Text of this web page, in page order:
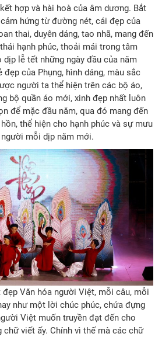
hợp và hài hoà của âm dương. Bắt
hứng từ đường nét, cái đẹp của
thai, duyên dáng, tao nhã, mang đến
hạnh phúc, thoải mái trong tâm
dịp lễ tết những ngày đầu của năm
của Phụng, hình dáng, màu sắc
người ta thể hiện trên các bộ áo,
bộ quần áo mới, xinh đẹp nhất luôn
để mặc đầu năm, qua đó mang đến
thể hiện cho hạnh phúc và sự mưu
mỗi dịp năm mới.
Văn hóa người Việt, mỗi câu, mỗi
như một lời chúc phúc, chứa đựng
Việt muốn truyền đạt đến cho
viết ấy. Chính vì thế mà các chữ